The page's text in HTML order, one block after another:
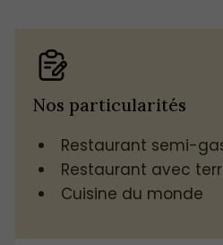
Nos particularités
Restaurant semi-
Restaurant avec
Cuisine du monde